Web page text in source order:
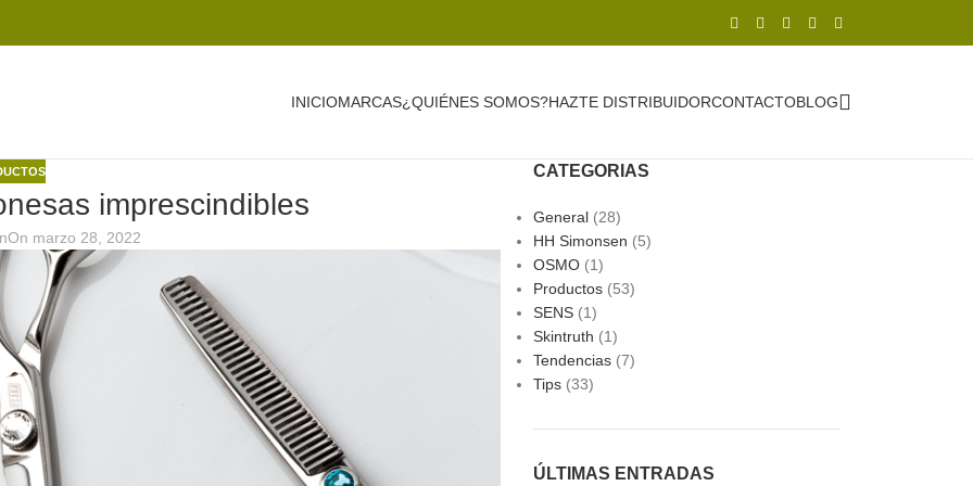
INICIOMARCAS¿QUIÉNES SOMOS?HAZTE DISTRIBUIDORCONTACTOBLOG
imprescindibles
On marzo 28, 2022
CATEGORIAS
General(28)
HH Simonsen (5)
OSMO(1)
Productos(53)
SENS(1)
Skintruth (1)
Tendencias(7)
Tips(33)
ÚLTIMAS ENTRADAS